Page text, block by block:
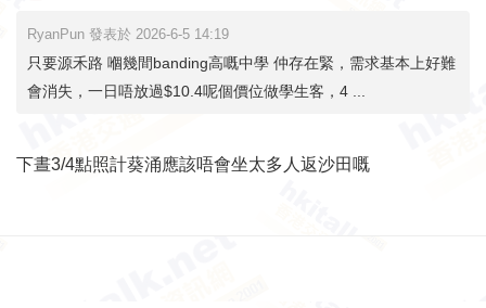
RyanPun 發表於 2026-6-5 14:19
只要源禾路 嗰幾間banding高嘅中學 仲存在緊，需求基本上好難
會消失，一日唔放過$10.4呢個價位做學生客，4 ...
下晝3/4點照計葵涌應該唔會坐太多人返沙田嘅